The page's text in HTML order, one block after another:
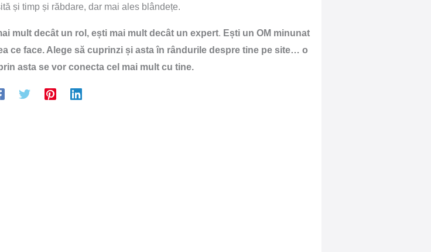
și timp și răbdare, dar mai ales blândețe.
mult decât un rol, ești mai mult decât un expert. Ești un OM minunat
ce face. Alege să cuprinzi și asta în rândurile despre tine pe site… o
asta se vor conecta cel mai mult cu tine.